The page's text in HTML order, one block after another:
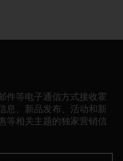
件等电子通信方式接收霍
息、新品发布、活动和新
等相关主题的独家营销信